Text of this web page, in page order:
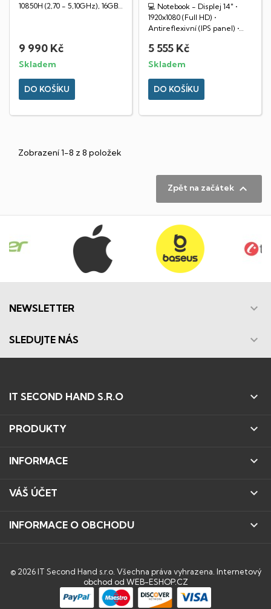
10850H (2,70 - 5,10GHz), 16GB
9 990 Kč
Skladem
DO KOŠÍKU
💻 Notebook - Displej 14" •
1920x1080 (Full HD) •
Antireflexivní (IPS panel) •
5 555 Kč
Skladem
DO KOŠÍKU
Zobrazení 1-8 z 8 položek
Zpět na začátek 
NEWSLETTER 
SLEDUJTE NÁS 
IT SECOND HAND S.R.O 
PRODUKTY 
INFORMACE 
VÁŠ ÚČET 
INFORMACE O OBCHODU 
© 2026 IT Second Hand s.r.o. Všechna práva vyhrazena. Internetový
obchod od WEB-ESHOP.CZ